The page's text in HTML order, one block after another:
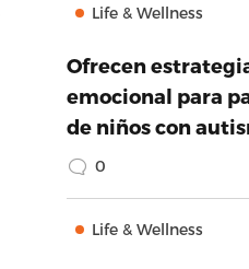
Life & Wellness
Ofrecen
emocional para
de niños con
0
Life & Wellness